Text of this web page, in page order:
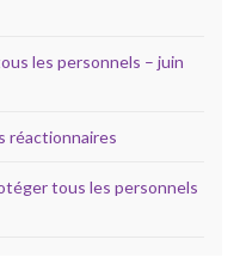
les personnels – juin
réactionnaires
tous les personnels